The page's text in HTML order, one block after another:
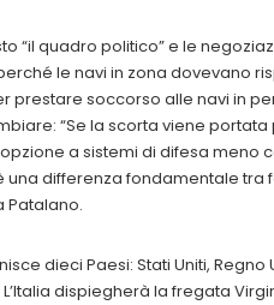
“il quadro politico” e le
le navi in zona dovevano
prestare soccorso alle navi in
“Se la scorta viene
a sistemi di difesa meno
una differenza fondamentale
Patalano.
dieci Paesi: Stati Uniti,
dispiegherà la fregata